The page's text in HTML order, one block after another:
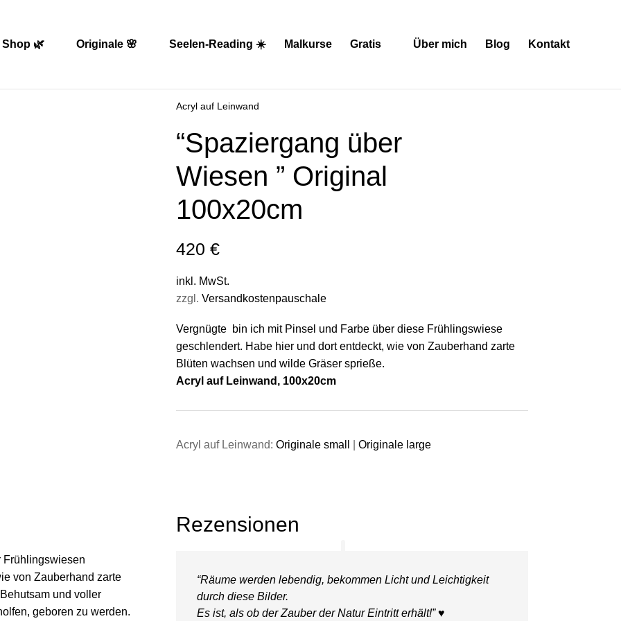
Shop 🌿 Originale 🌸 Seelen-Reading ☀️ Malkurse Gratis Über mich Blog Kontakt
Acryl auf Leinwand
“Spaziergang über
Wiesen ” Original
100x20cm
420 €
inkl. MwSt.
zzgl. Versandkostenpauschale
Vergnügte bin ich mit Pinsel und Farbe über diese Frühlingswiese
geschlendert. Habe hier und dort entdeckt, wie von Zauberhand zarte
Blüten wachsen und wilde Gräser sprieße.
Acryl auf Leinwand, 100x20cm
Acryl auf Leinwand: Originale small Originale large
Frühlingswiesen
von Zauberhand zarte
und voller
geboren zu werden.
Rezensionen
“Räume werden lebendig, bekommen Licht und Leichtigkeit
durch diese Bilder.
Es ist, als ob der Zauber der Natur Eintritt erhält!” ♥